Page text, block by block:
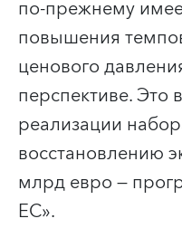
по-прежнему
повышения
ценового
перспективе. Это
реализации
восстановлению
млрд евро —
ЕС».